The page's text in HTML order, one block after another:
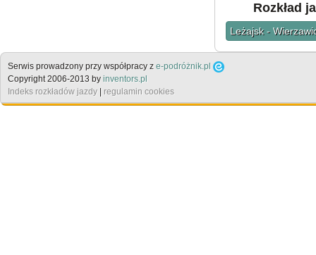
Rozkład
Leżajsk -
Serwis prowadzony przy współpracy z e-podróżnik.pl
Copyright 2006-2013 by inventors.pl
Indeks rozkładów jazdy | regulamin cookies